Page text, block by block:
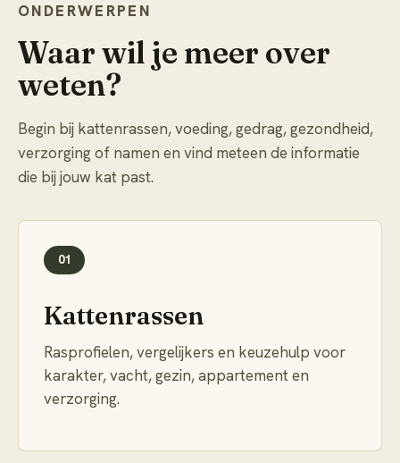
ONDERWERPEN
Waar wil je meer over
weten?
Begin bij kattenrassen, voeding, gedrag, gezondheid,
verzorging of namen en vind meteen de informatie
die bij jouw kat past.
01
Kattenrassen
Rasprofielen, vergelijkers en keuzehulp voor
karakter, vacht, gezin, appartement en
verzorging.